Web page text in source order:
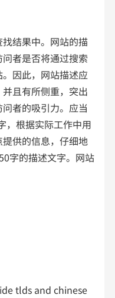
结果中。网站的描
者是否将通过搜索
因此，网站描述应
且有所侧重，突出
者的吸引力。应当
，根据实际工作中用
供的信息，仔细地
字的描述文字。网站
tlds and chinese